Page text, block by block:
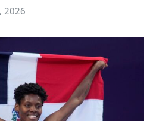
2026